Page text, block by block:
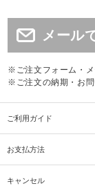
メール
※ご注文フォーム・メ
※ご注文の納期・お
ご利用ガイド
お支払方法
キャンセル